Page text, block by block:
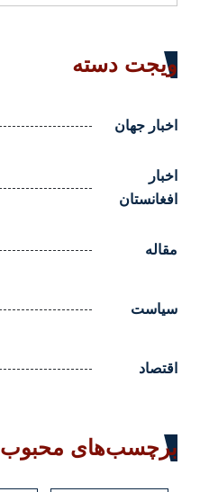
ویجت دسته
اخبار جهان
اخبار
افغانستان
مقاله
سیاست
اقتصاد
برچسب‌های محبوب